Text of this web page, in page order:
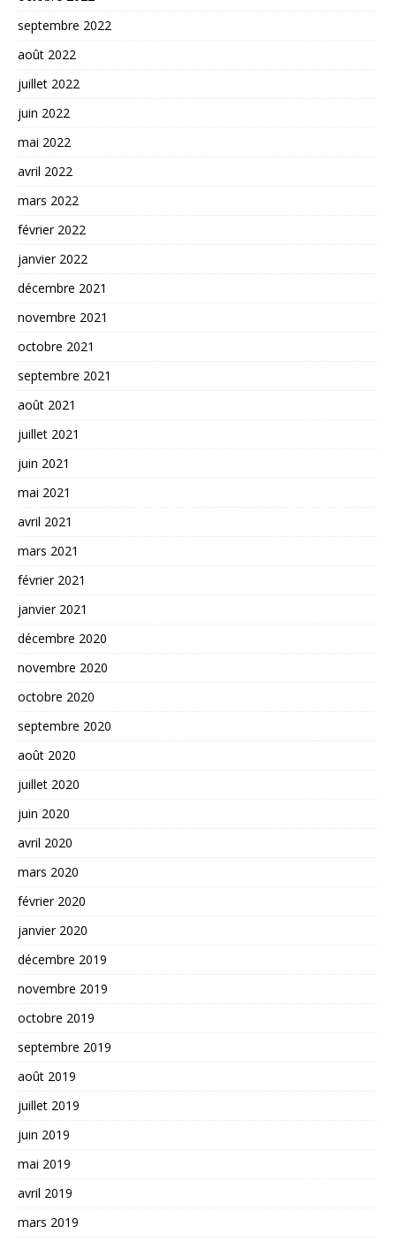
septembre 2022
août 2022
juillet 2022
juin 2022
mai 2022
avril 2022
mars 2022
février 2022
janvier 2022
décembre 2021
novembre 2021
octobre 2021
septembre 2021
août 2021
juillet 2021
juin 2021
mai 2021
avril 2021
mars 2021
février 2021
janvier 2021
décembre 2020
novembre 2020
octobre 2020
septembre 2020
août 2020
juillet 2020
juin 2020
avril 2020
mars 2020
février 2020
janvier 2020
décembre 2019
novembre 2019
octobre 2019
septembre 2019
août 2019
juillet 2019
juin 2019
mai 2019
avril 2019
mars 2019